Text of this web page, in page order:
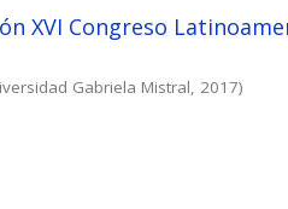
XVI Congreso
Gabriela Mistral, 2017)